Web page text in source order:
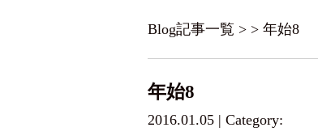
Blog記事一覧 > > 年始8
年始8
2016.01.05 | Category: